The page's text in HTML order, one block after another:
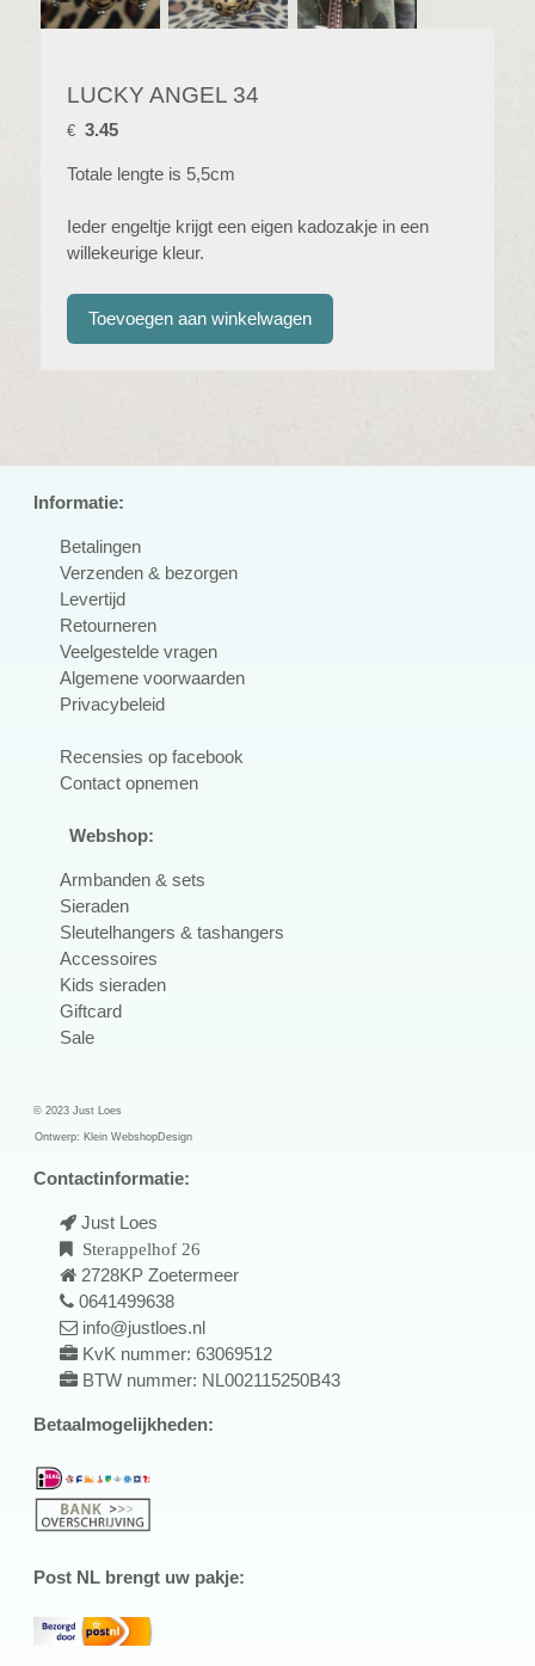
LUCKY ANGEL 34
€ 3.45
Totale lengte is 5,5cm
Ieder engeltje krijgt een eigen kadozakje in een
willekeurige kleur.
Informatie:
Betalingen
Verzenden & bezorgen
Levertijd
Retourneren
Veelgestelde vragen
Algemene voorwaarden
Privacybeleid
Recensies op facebook
Contact opnemen
Webshop:
Armbanden & sets
Sieraden
Sleutelhangers & tashangers
Accessoires
Kids sieraden
Giftcard
Sale
© 2023 Just Loes
Ontwerp: Klein WebshopDesign
Contactinformatie:
Just Loes
Sterappelhof 26
2728KP Zoetermeer
0641499638
info@justloes.nl
KvK nummer: 63069512
BTW nummer: NL002115250B43
Betaalmogelijkheden:
Post NL brengt uw pakje: